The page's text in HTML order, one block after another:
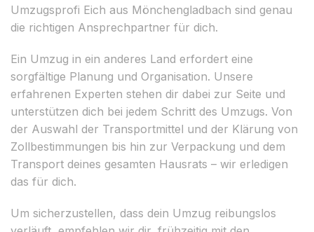
Umzugsprofi Eich aus Mönchengladbach sind genau
die richtigen Ansprechpartner für dich.
Ein Umzug in ein anderes Land erfordert eine
sorgfältige Planung und Organisation. Unsere
erfahrenen Experten stehen dir dabei zur Seite und
unterstützen dich bei jedem Schritt des Umzugs. Von
der Auswahl der Transportmittel und der Klärung von
Zollbestimmungen bis hin zur Verpackung und dem
Transport deines gesamten Hausrats – wir erledigen
das für dich.
Um sicherzustellen, dass dein Umzug reibungslos